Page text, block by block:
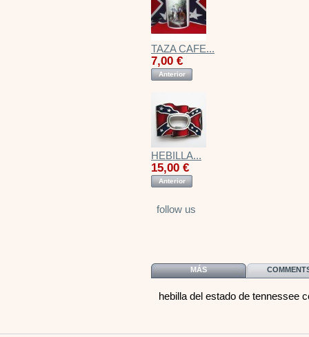
TAZA CAFE...
7,00 €
Anterior
HEBILLA...
15,00 €
Anterior
follow us
MÁS
hebilla del estado de tennessee